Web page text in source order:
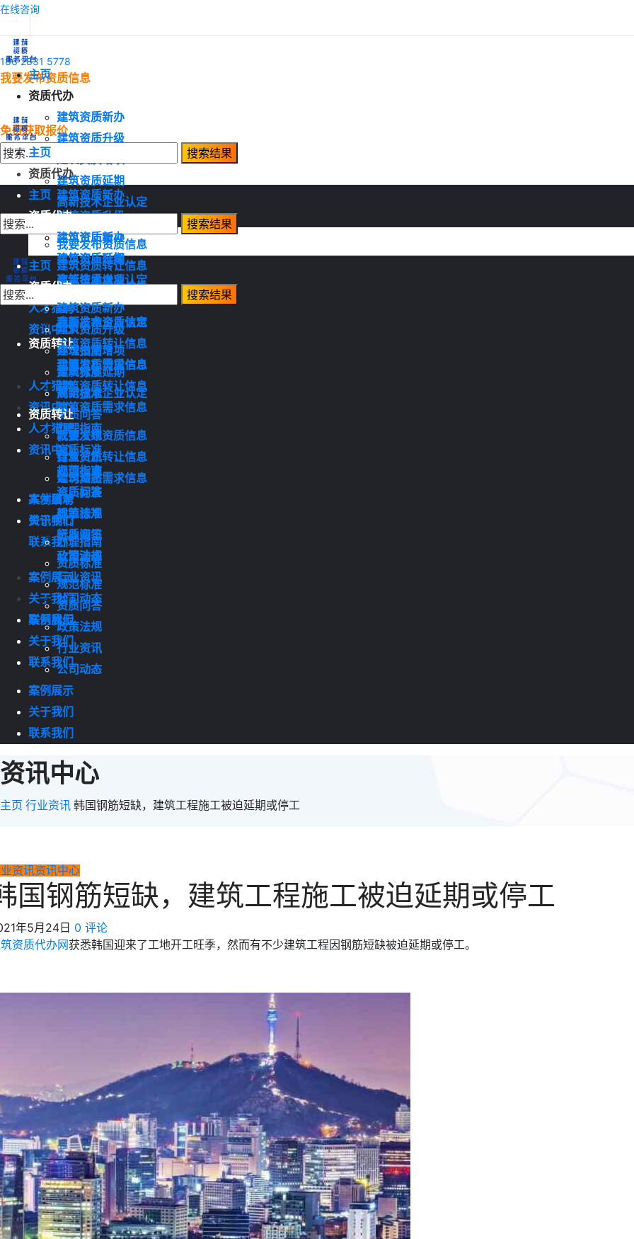
在线咨询
186 2831 5778
我要发布资质信息
免费获取报价
主页
资质代办
建筑资质新办
建筑资质升级
建筑资质延期
高新技术企业认定
我要发布资质信息
建筑资质转让信息
建筑资质需求信息
人才猎聘
资讯中心
办理指南
资质标准
规范标准
资质问答
政策法规
行业资讯
公司动态
案例展示
关于我们
联系我们
主页
资质代办
建筑资质新办
建筑资质升级
建筑资质增项
建筑资质延期
高新技术企业认定
资质转让
我要发布资质信息
建筑资质转让信息
建筑资质需求信息
人才猎聘
资讯中心
办理指南
资质标准
规范标准
资质问答
政策法规
行业资讯
公司动态
案例展示
关于我们
联系我们
主页
资质代办
建筑资质新办
建筑资质升级
建筑资质增项
建筑资质延期
高新技术企业认定
资质转让
我要发布资质信息
建筑资质转让信息
建筑资质需求信息
人才猎聘
资讯中心
办理指南
资质标准
规范标准
资质问答
政策法规
行业资讯
公司动态
案例展示
关于我们
联系我们
主页
资质代办
建筑资质新办
建筑资质升级
建筑资质增项
建筑资质延期
高新技术企业认定
资质转让
我要发布资质信息
建筑资质转让信息
建筑资质需求信息
人才猎聘
资讯中心
办理指南
资质标准
规范标准
资质问答
政策法规
行业资讯
公司动态
案例展示
关于我们
联系我们
资讯中心
主页 行业资讯 韩国钢筋短缺，建筑工程施工被迫延期或停工
资讯资讯中心
国钢筋短缺，建筑工程施工被迫延期或停工
年5月24日 0 评论
资质代办网获悉韩国迎来了工地开工旺季，然而有不少建筑工程因钢筋短缺被迫延期或停工。